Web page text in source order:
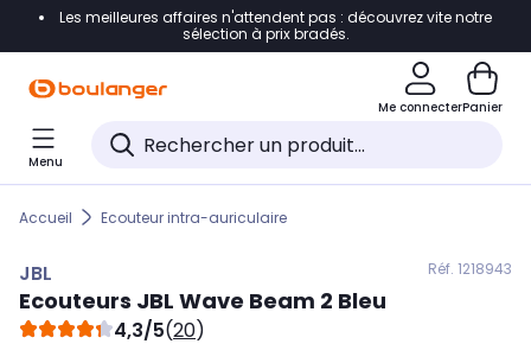
Accéder directement à la navigation
Accéder directement au pied de page
Accéder directement au chatbot
Les meilleures affaires n'attendent pas : découvrez vite notre
sélection à prix bradés.
Me connecterPanier
Menu
Accueil Ecouteur intra-auriculaire
JBL Réf. 1218943
Ecouteurs JBL Wave Beam 2 Bleu
4,3/5(20)